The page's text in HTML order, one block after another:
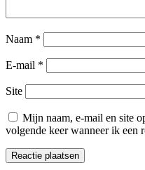
Naam *
E-mail *
Site
Mijn naam, e-mail en site
volgende keer wanneer ik een